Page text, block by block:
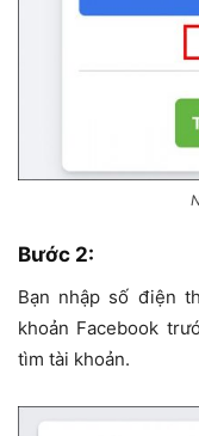
Bước 2:
Bạn nhập số điện
khoản Facebook
tìm tài khoản.